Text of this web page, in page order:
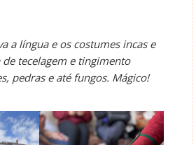
a língua e os costumes incas e
tecelagem e tingimento
pedras e até fungos. Mágico!